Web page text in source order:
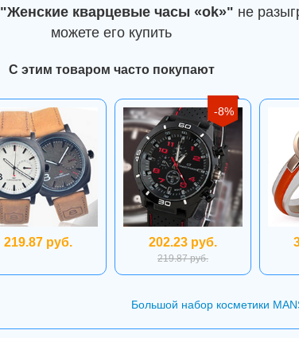
"Женские кварцевые часы «ok»" не
можете его купить
С этим товаром часто покупают
219.87 руб.
-8%
202.23 руб.
219.87 руб.
Большой набор косметики